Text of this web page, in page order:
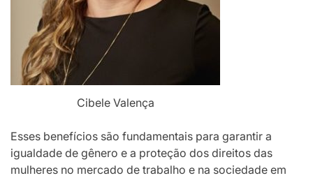
Cibele Valença
Esses benefícios são fundamentais para garantir a
igualdade de gênero e a proteção dos direitos das
mulheres no mercado de trabalho e na sociedade em